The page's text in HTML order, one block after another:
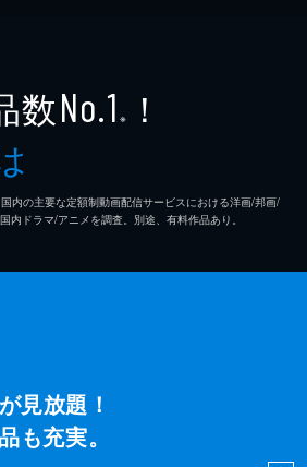
数No.1 ※ ！
内の主要な定額制動画配信サービスにおける洋画/邦画/
内ドラマ/アニメを調査。別途、有料作品あり。
見放題！
も充実。